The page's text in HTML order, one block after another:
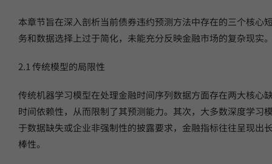
本章节旨在深入剖析当前债券违约预测方法中存在的三个核
务和数据选择上过于简化，未能充分反映金融市场的复杂现实
2.1 传统模型的局限性
传统机器学习模型在处理金融时间序列数据方面存在两大核
时间依赖性，从而限制了其预测能力。其次，大多数深度学
于数据缺失或企业非强制性的披露要求，金融指标往往呈现
棒性。